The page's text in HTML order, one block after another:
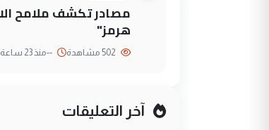
مصادر تكشف ملامح
هرمز"
--منذ 23 ساعة
آخر التعليقات